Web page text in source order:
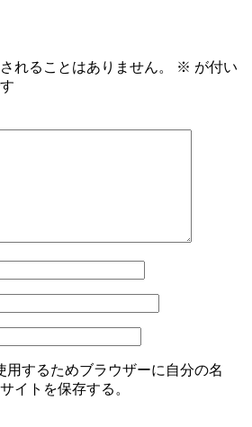
れることはありません。 ※ が付い
用するためブラウザーに自分の名
イトを保存する。